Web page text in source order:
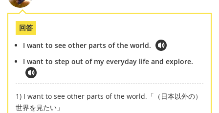
回答
I want to see other parts of the world.
I want to step out of my everyday life and explore.
1) I want to see other parts of the world.「（日本以外の）
世界を見たい」